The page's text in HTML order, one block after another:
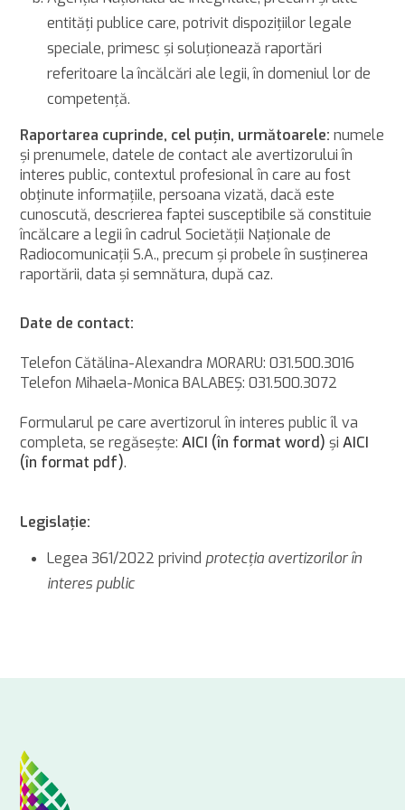
entităţi publice care, potrivit dispoziţiilor legale
speciale, primesc şi soluţionează raportări
referitoare la încălcări ale legii, în domeniul lor de
competenţă.
Raportarea cuprinde, cel puţin, următoarele: numele
şi prenumele, datele de contact ale avertizorului în
interes public, contextul profesional în care au fost
obţinute informaţiile, persoana vizată, dacă este
cunoscută, descrierea faptei susceptibile să constituie
încălcare a legii în cadrul Societăţii Naţionale de
Radiocomunicaţii S.A., precum şi probele în susţinerea
raportării, data şi semnătura, după caz.
Date de contact:
Telefon Cătălina-Alexandra MORARU: 031.500.3016
Telefon Mihaela-Monica BALABEŞ: 031.500.3072
Formularul pe care avertizorul în interes public îl va
completa, se regăseşte: AICI (în format word) şi AICI
(în format pdf).
Legislaţie:
Legea 361/2022 privind protecţia avertizorilor în
interes public